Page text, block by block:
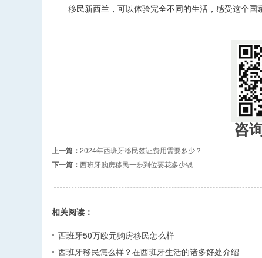
移民新西兰，可以体验完全不同的生活，感受这个国
咨
上一篇： 2024年西班牙移民签证费用需要多少？
下一篇： 西班牙购房移民一步到位要花多少钱
相关阅读：
西班牙50万欧元购房移民怎么样
西班牙移民怎么样？在西班牙生活的诸多好处介绍